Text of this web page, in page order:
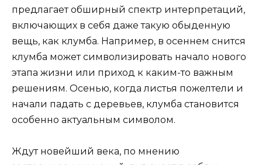
предлагает обширный спектр интерпретаций,
включающих в себя даже такую обыденную
вещь, как клумба. Например, в осеннем снится
клумба может символизировать начало нового
этапа жизни или приход к каким-то важным
решениям. Осенью, когда листья пожелтели и
начали падать с деревьев, клумба становится
особенно актуальным символом.
Ждут новейший века, по мнению